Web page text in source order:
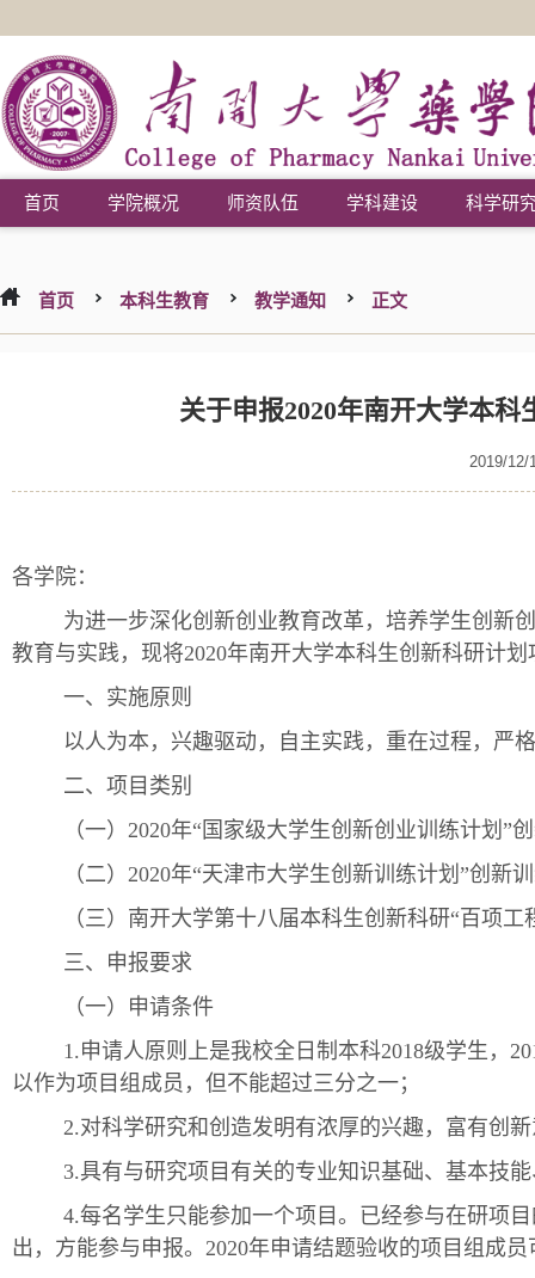
首页 学院概况 师资队伍 学科建设 科学研
首页 本科生教育 教学通知 正文
关于申报2020年南开大学本
2019/12/
各学院：
为进一步深化创新创业教育改革，培养学生创新
教育与实践，现将2020年南开大学本科生创新科研计
一、实施原则
以人为本，兴趣驱动，自主实践，重在过程，严
二、项目类别
（一）2020年“国家级大学生创新创业训练计划”
（二）2020年“天津市大学生创新训练计划”创新
（三）南开大学第十八届本科生创新科研“百项工
三、申报要求
（一）申请条件
1.申请人原则上是我校全日制本科2018级学生，
以作为项目组成员，但不能超过三分之一；
2.对科学研究和创造发明有浓厚的兴趣，富有创
3.具有与研究项目有关的专业知识基础、基本技
4.每名学生只能参加一个项目。已经参与在研项
出，方能参与申报。2020年申请结题验收的项目组成